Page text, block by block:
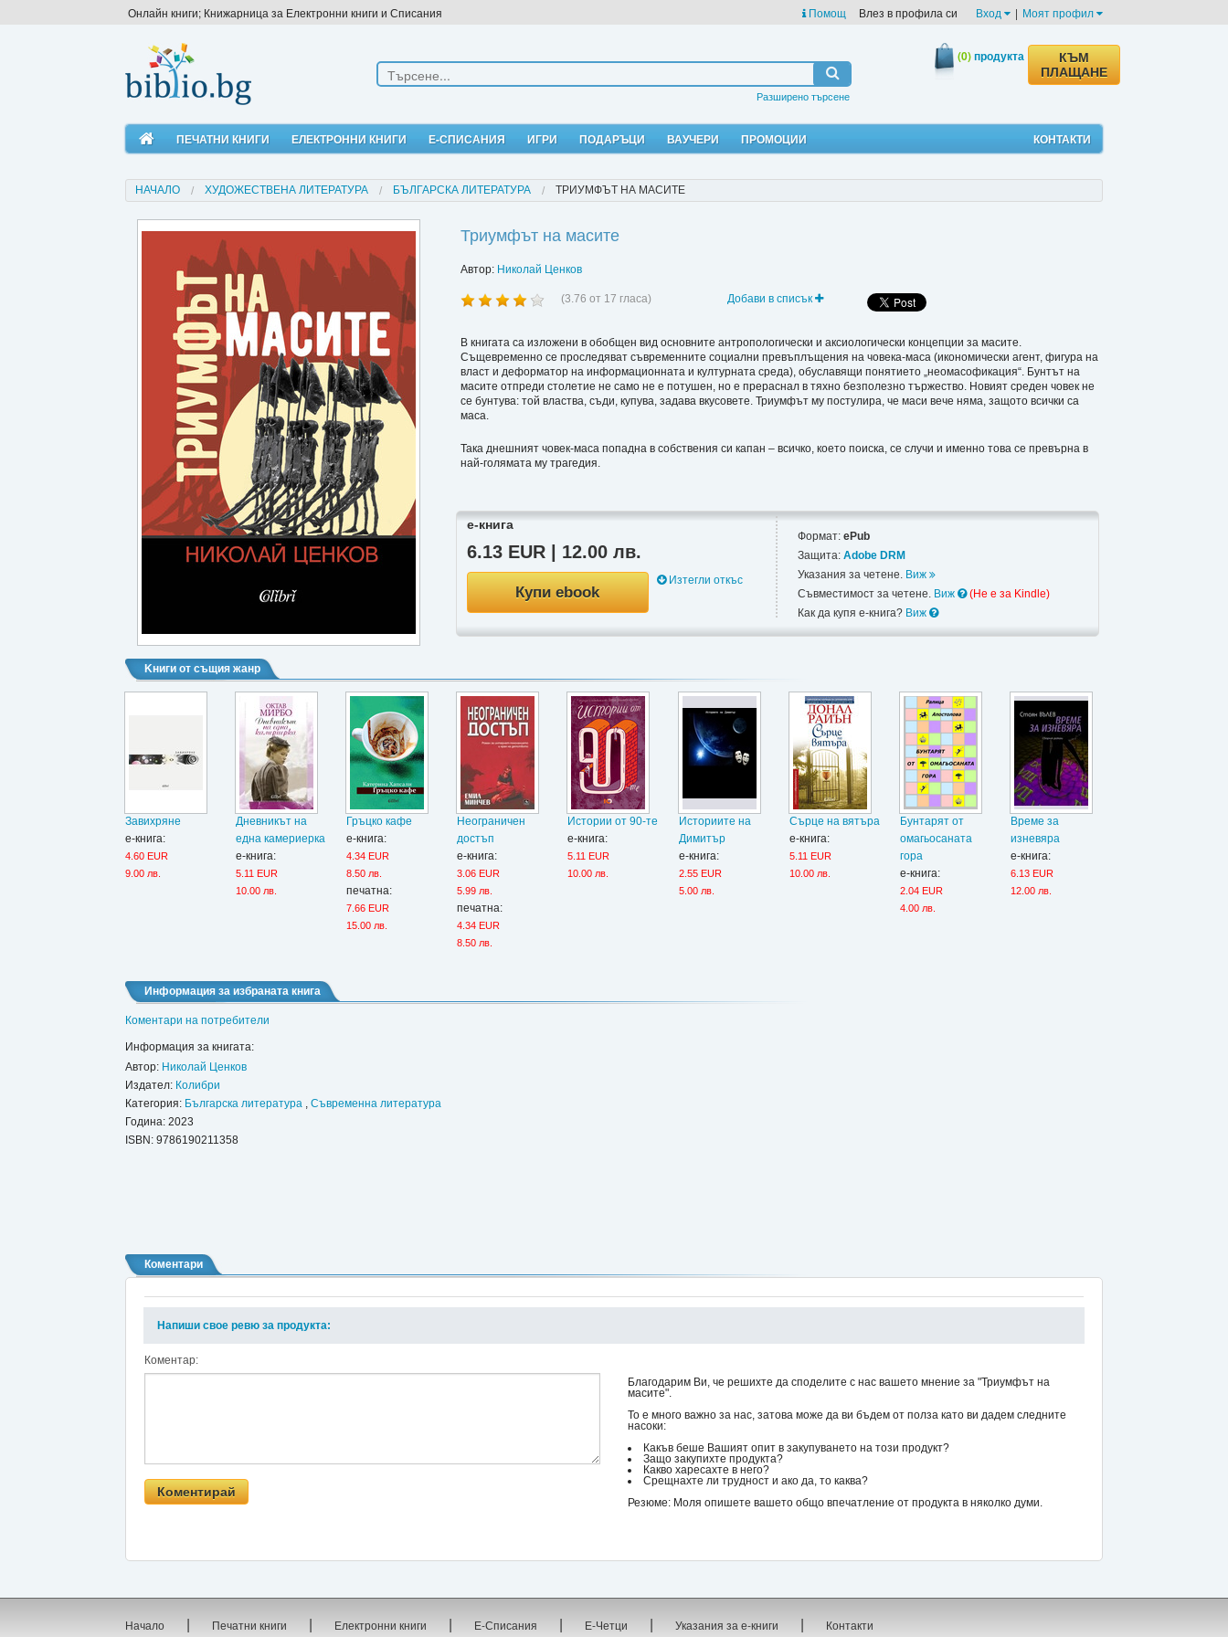
Онлайн книги; Книжарница за Електронни книги и Списания Помощ Влез в профила си Вход | Моят профил
Разширено търсене
(0)продукта
КЪМ
ПЛАЩАНЕ
ПЕЧАТНИ КНИГИ ЕЛЕКТРОННИ КНИГИ Е-СПИСАНИЯ ИГРИ ПОДАРЪЦИ ВАУЧЕРИ ПРОМОЦИИ КОНТАКТИ
НАЧАЛО ХУДОЖЕСТВЕНА ЛИТЕРАТУРА БЪЛГАРСКА ЛИТЕРАТУРА ТРИУМФЪТ НА МАСИТЕ
Триумфът на масите
Автор: Николай Ценков
(3.76 от 17 гласа) Добави в списък
В книгата са изложени в обобщен вид основните антропологически и аксиологически концепции за масите.
Същевременно се проследяват съвременните социални превъплъщения на човека-маса (икономически агент, фигура на
власт и деформатор на информационната и културната среда), обуславящи понятието „неомасофикация“. Бунтът на
масите отпреди столетие не само не е потушен, но е прераснал в тяхно безполезно тържество. Новият среден човек не
се бунтува: той властва, съди, купува, задава вкусовете. Триумфът му постулира, че маси вече няма, защото всички са
маса.
Така днешният човек-маса попадна в собствения си капан – всичко, което поиска, се случи и именно това се превърна в
най-голямата му трагедия.
е-книга
6.13 EUR | 12.00 лв.
Купи ebook
Изтегли откъс
Формат:ePub
Защита:Adobe DRM
Указания за четене. Виж
Съвместимост за четене. Виж
(Не e за Kindle)
Как да купя е-книга? Виж
Kниги от същия жанр
Завихряне
е-книга:
4.60 EUR
9.00 лв.
Дневникът на
една камериерка
е-книга:
5.11 EUR
10.00 лв.
Гръцко кафе
е-книга:
4.34 EUR
8.50 лв.
печатна:
7.66 EUR
15.00 лв.
Неограничен
достъп
е-книга:
3.06 EUR
5.99 лв.
печатна:
4.34 EUR
8.50 лв.
Истории от 90-те
е-книга:
5.11 EUR
10.00 лв.
Историите на
Димитър
е-книга:
2.55 EUR
5.00 лв.
Сърце на вятъра
е-книга:
5.11 EUR
10.00 лв.
Бунтарят от
омагьосаната
гора
е-книга:
2.04 EUR
4.00 лв.
Време за
изневяра
е-книга:
6.13 EUR
12.00 лв.
Информация за избраната книга
Коментари на потребители
Информация за книгата:
Автор: Николай Ценков
Издател: Колибри
Категория: Българска литература , Съвременна литература
Година: 2023
ISBN: 9786190211358
Коментари
Напиши свое ревю за продукта:
Коментар:
Благодарим Ви, че решихте да споделите с нас вашето мнение за "Триумфът на
масите".
То е много важно за нас, затова може да ви бъдем от полза като ви дадем следните
насоки:
Какъв беше Вашият опит в закупуването на този продукт?
Защо закупихте продукта?
Какво харесахте в него?
Срещнахте ли трудност и ако да, то каква?
Резюме: Моля опишете вашето общо впечатление от продукта в няколко думи.
Начало | Печатни книги | Електронни книги | Е-Списания | Е-Четци | Указания за е-книги | Контакти